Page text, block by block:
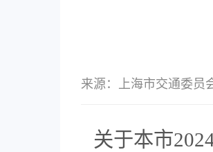
来源：上海市交通委员
关于本市